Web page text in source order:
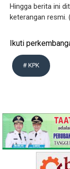
Hingga berita ini
keterangan resmi.
Ikuti
# KPK